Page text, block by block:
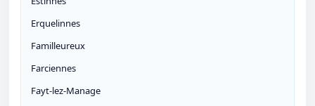
Erquelinnes
Familleureux
Farciennes
Fayt-lez-Manage